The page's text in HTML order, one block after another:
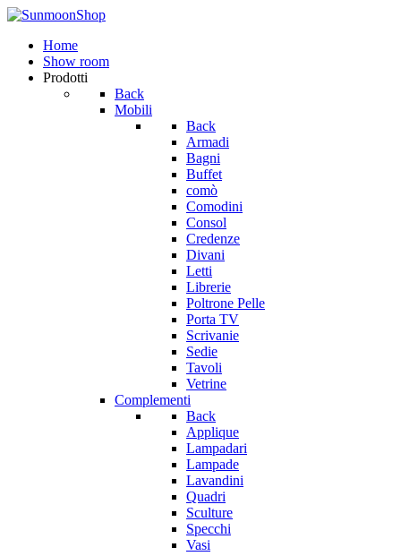
Home
Show room
Prodotti
Back
Mobili
Back
Armadi
Bagni
Buffet
comò
Comodini
Consol
Credenze
Divani
Letti
Librerie
Poltrone Pelle
Porta TV
Scrivanie
Sedie
Tavoli
Vetrine
Complementi
Back
Applique
Lampadari
Lampade
Lavandini
Quadri
Sculture
Specchi
Vasi